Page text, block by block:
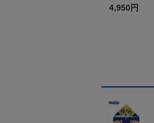
4,950円